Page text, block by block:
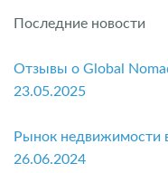
Последние новости
Отзывы о Global
23.05.2025
Рынок недвижимости
26.06.2024